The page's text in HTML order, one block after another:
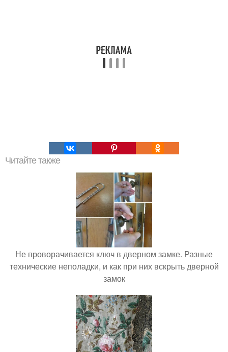
Читайте также
Не проворачивается ключ в дверном замке. Разные
технические неполадки, и как при них вскрыть дверной
замок